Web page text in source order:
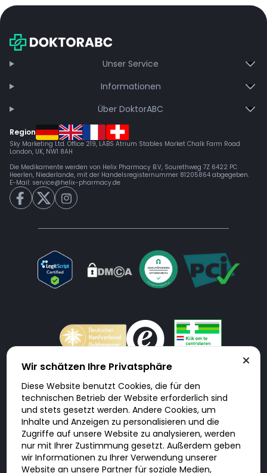
bei jeder Bestellung, erhalten schnelle Lieferung und
Unser Service
Informationen
Über DoktorABC
Region
Sky Marketing Ltd. Office 219, LABS Atrium Stables Market Chalk Farm Road
London, UK, NW1 8AH
Die Medikamente werden von Helix Pharmacy B.V, Sourethweg 7Z 6422 PC
Heerlen, Niederlande, mit der Handelsregisternummer 81205864 abgegeben.
E-Mail: service@helix-pharmacy.de
Doktorabc.com ist eine Vermittlungsplattform. Doktorabc ist ausdrücklich
keine Internetapotheke. Doktorabc bietet keine Medikamente oder
sonstige Produkte an oder liefert diese. Jegliche Informationen zu
Produkten, Medikamenten und Preisen auf der Internetseite beinhalten
kein Angebot von Doktorabc an Sie. Für die Einhaltung der in Ihrem Land
geltenden Gesetze und sonstigen Rechtsvorschriften sind Sie als Nutzer
selbst verantwortlich. Die Nutzung unseres Services auf Doktorabc durch
Sie erfolgt auf eigenes Risiko und in eigener Verantwortung. Sie erklären,
diese Internetseite aus eigener Initiative zu besuchen und zu nutzen.
Wir schätzen Ihre Privatsphäre
Diese Website benutzt Cookies, die für den
technischen Betrieb der Website erforderlich sind
und stets gesetzt werden. Andere Cookies, um
Inhalte und Anzeigen zu personalisieren und die
Zugriffe auf unsere Website zu analysieren, werden
nur mit Ihrer Zustimmung gesetzt. Außerdem geben
wir Informationen zu Ihrer Verwendung unserer
Website an unsere Partner für soziale Medien,